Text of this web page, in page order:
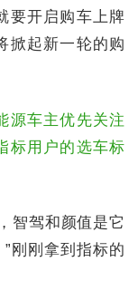
要开启购车上牌
掀起新一轮的购
源车主优先关注
标用户的选车标
智驾和颜值是它
刚刚拿到指标的